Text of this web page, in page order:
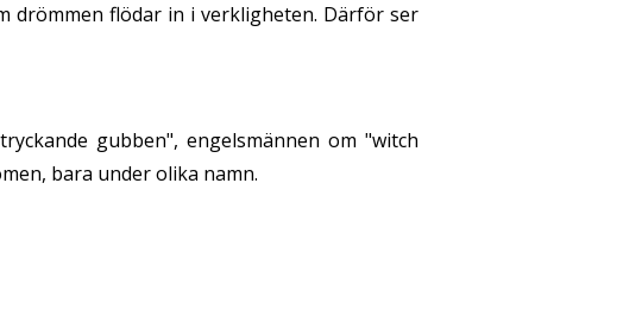
drömmen flödar in i verkligheten. Därför ser
gubben", engelsmännen om "witch
bara under olika namn.